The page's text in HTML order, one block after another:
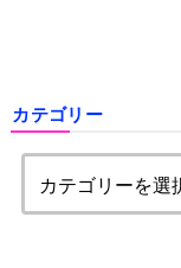
カテゴリー